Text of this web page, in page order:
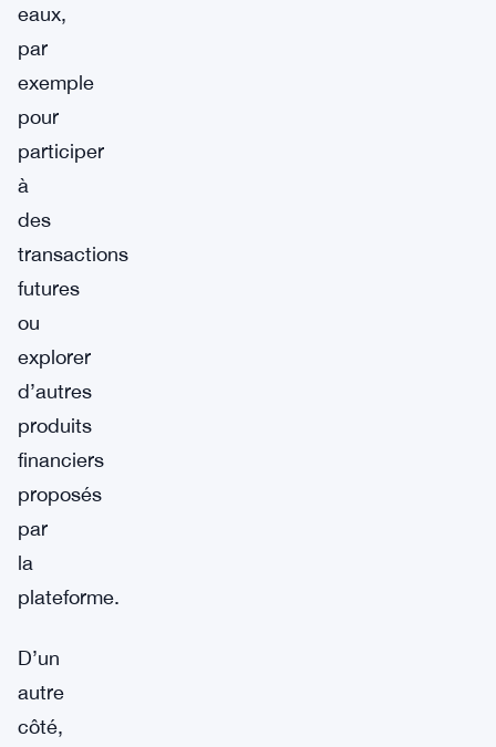
eaux,
par
exemple
pour
participer
à
des
transactions
futures
ou
explorer
d’autres
produits
financiers
proposés
par
la
plateforme.
D’un
autre
côté,